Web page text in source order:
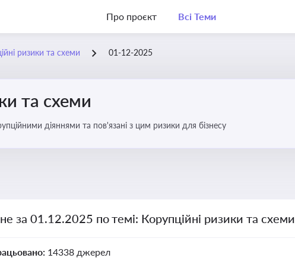
Про проєкт Всі Теми
ризики та схеми 01-12-2025
та схеми
діяннями та пов'язані з цим ризики для бізнесу
за 01.12.2025 по темі: Корупційні ризики та схеми
14338 джерел